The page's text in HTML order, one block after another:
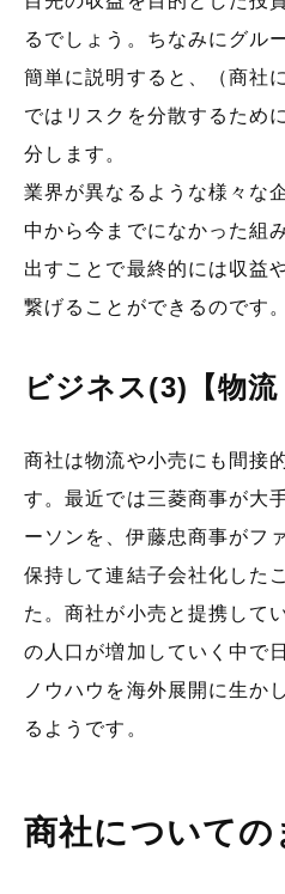
るでしょう。ちなみにグル
簡単に説明すると、（商社
ではリスクを分散するため
分します。
業界が異なるような様々な
中から今までになかった組
出すことで最終的には収益
繋げることができるのです。
ビジネス(3)【物流
商社は物流や小売にも間接
す。最近では三菱商事が大
ーソンを、伊藤忠商事がフ
保持して連結子会社化した
た。商社が小売と提携して
の人口が増加していく中で
ノウハウを海外展開に生か
るようです。
商社についての